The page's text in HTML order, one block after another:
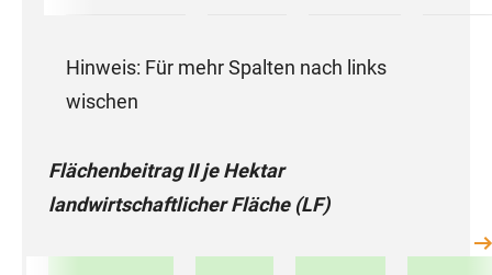
Hinweis: Für mehr Spalten nach links
wischen
Flächenbeitrag II je Hektar
landwirtschaftlicher Fläche (LF)